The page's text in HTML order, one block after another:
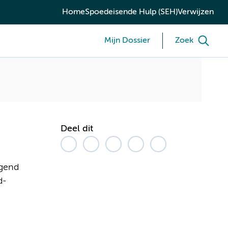
HomeSpoedeisende Hulp (SEH)Verwijzen
Mijn Dossier Zoek
Deel dit